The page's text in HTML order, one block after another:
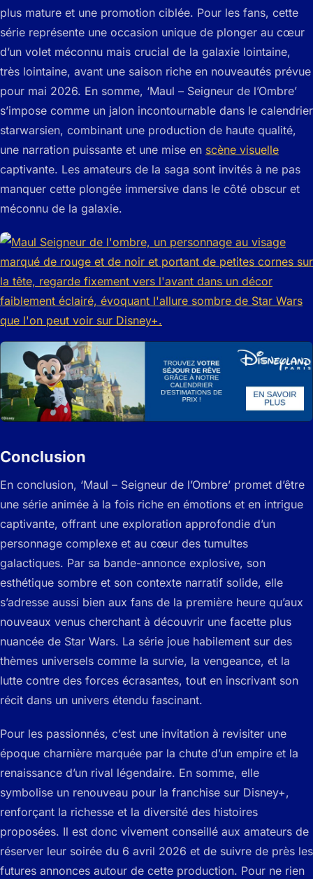
plus mature et une promotion ciblée. Pour les fans, cette
série représente une occasion unique de plonger au cœur
d’un volet méconnu mais crucial de la galaxie lointaine,
très lointaine, avant une saison riche en nouveautés prévue
pour mai 2026. En somme, ‘Maul – Seigneur de l’Ombre’
s’impose comme un jalon incontournable dans le calendrier
starwarsien, combinant une production de haute qualité,
une narration puissante et une mise en scène visuelle
captivante. Les amateurs de la saga sont invités à ne pas
manquer cette plongée immersive dans le côté obscur et
méconnu de la galaxie.
Conclusion
En conclusion, ‘Maul – Seigneur de l’Ombre’ promet d’être
une série animée à la fois riche en émotions et en intrigue
captivante, offrant une exploration approfondie d’un
personnage complexe et au cœur des tumultes
galactiques. Par sa bande-annonce explosive, son
esthétique sombre et son contexte narratif solide, elle
s’adresse aussi bien aux fans de la première heure qu’aux
nouveaux venus cherchant à découvrir une facette plus
nuancée de Star Wars. La série joue habilement sur des
thèmes universels comme la survie, la vengeance, et la
lutte contre des forces écrasantes, tout en inscrivant son
récit dans un univers étendu fascinant.
Pour les passionnés, c’est une invitation à revisiter une
époque charnière marquée par la chute d’un empire et la
renaissance d’un rival légendaire. En somme, elle
symbolise un renouveau pour la franchise sur Disney+,
renforçant la richesse et la diversité des histoires
proposées. Il est donc vivement conseillé aux amateurs de
réserver leur soirée du 6 avril 2026 et de suivre de près les
futures annonces autour de cette production. Pour ne rien